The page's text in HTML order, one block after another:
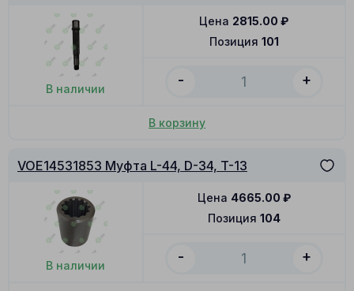
В наличии
Позиция 101
Цена 2815.00 ₽
- +
В корзину
VOE14531853 Муфта L-44, D-34, T-13
В наличии
Позиция 104
Цена 4665.00 ₽
- +